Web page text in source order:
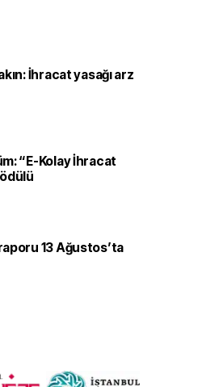
İhracat yasağı arz
“E-Kolay İhracat
13 Ağustos’ta